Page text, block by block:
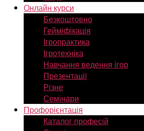
Онлайн курси
Безкоштовно
Гейміфікація
Ігропрактика
Ігротехніка
Навчання ведення ігор
Презентації
Різне
Семінари
Профорієнтація
Каталог професій